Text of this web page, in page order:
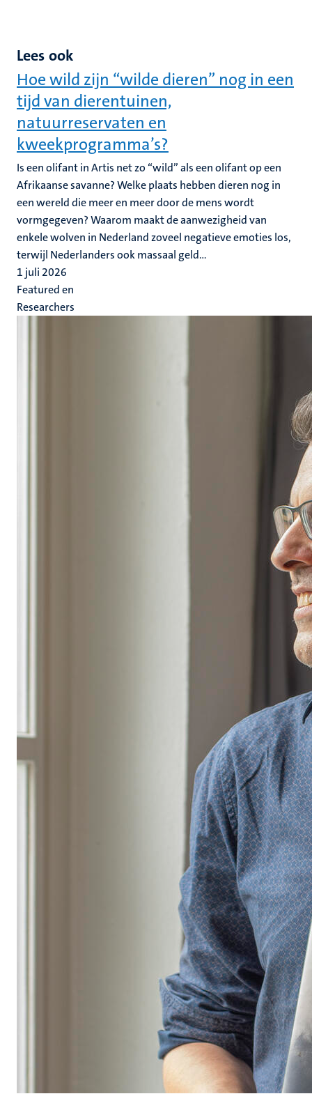
Lees ook
Hoe wild zijn “wilde dieren” nog in een
tijd van dierentuinen,
natuurreservaten en
kweekprogramma’s?
Is een olifant in Artis net zo “wild” als een olifant op een
Afrikaanse savanne? Welke plaats hebben dieren nog in
een wereld die meer en meer door de mens wordt
vormgegeven? Waarom maakt de aanwezigheid van
enkele wolven in Nederland zoveel negatieve emoties los,
terwijl Nederlanders ook massaal geld...
1 juli 2026
Featured en
Researchers